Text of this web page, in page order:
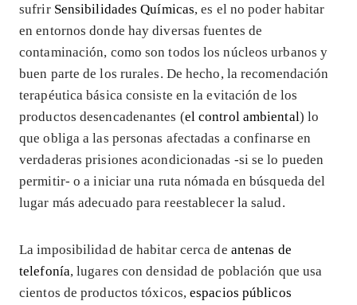
sufrir Sensibilidades Químicas, es el no poder habitar
en entornos donde hay diversas fuentes de
contaminación, como son todos los núcleos urbanos y
buen parte de los rurales. De hecho, la recomendación
terapéutica básica consiste en la evitación de los
productos desencadenantes (el control ambiental) lo
que obliga a las personas afectadas a confinarse en
verdaderas prisiones acondicionadas -si se lo pueden
permitir- o a iniciar una ruta nómada en búsqueda del
lugar más adecuado para reestablecer la salud.
La imposibilidad de habitar cerca de antenas de
telefonía, lugares con densidad de población que usa
cientos de productos tóxicos,espacios públicos